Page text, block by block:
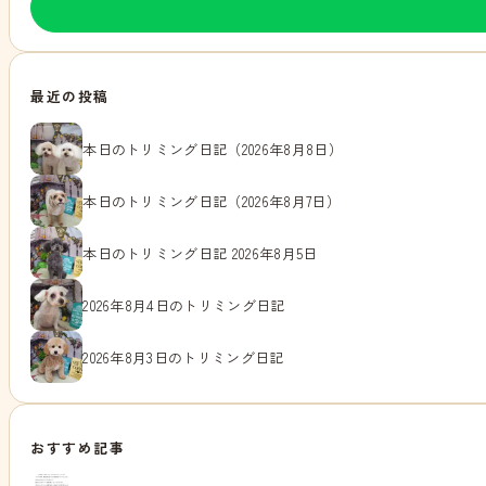
最近の投稿
本日のトリミング日記（2026年8月8日）
本日のトリミング日記（2026年8月7日）
本日のトリミング日記 2026年8月5日
2026年8月4日のトリミング日記
2026年8月3日のトリミング日記
おすすめ記事